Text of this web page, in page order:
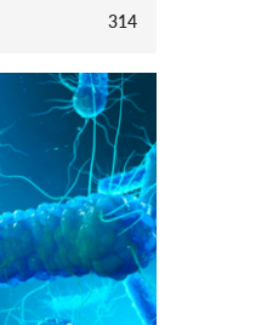
314